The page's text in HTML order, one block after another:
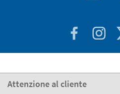
Attenzione al cliente